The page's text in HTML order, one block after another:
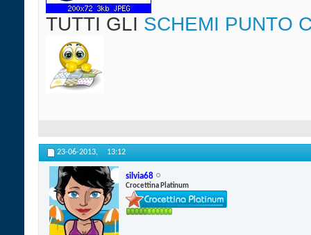
TUTTI GLI SCHEMI PUNTO
23-06-2013, 13:12
silvia68
Crocettina Platinum